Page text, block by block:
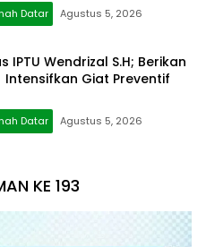
Datar Agustus 5, 2026
IPTU Wendrizal S.H; Berikan
Intensifkan Giat Preventif
Datar Agustus 5, 2026
KE 193